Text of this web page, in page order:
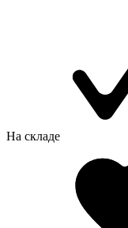
На складе